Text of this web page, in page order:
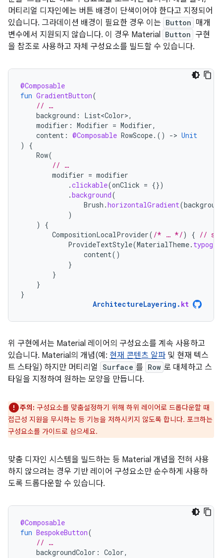
머티리얼 디자인에는 버튼 배경이 단색이어야 한다고 지정되어
있습니다. 그라데이션 배경이 필요한 경우 이는 Button 매개
변수에서 지원되지 않습니다. 이 경우 Material
Button 구현
을 참조로 사용하고 자체 구성요소를 빌드할 수 있습니다.
@Composable
fun GradientButton(
// …
background : List<Color>,
modifier : Modifier = Modifier,
content : @Composable RowScope.() -> Unit
)
{
Row(
// …
modifier = modifier
.clickable(onClick = {})
.background(
Brush .horizontalGradient(
)
)
{
CompositionLocalProvider( /* … */) { // set
ProvideTextStyle(MaterialTheme.
content()
}
}
}
}
ArchitectureLayering . kt
위 구현에서는 Material 레이어의 구성요소를 계속 사용하고
있습니다. Material의 개념(예: 현재 콘텐츠 알파 및 현재 텍스
트 스타일) 하지만 머티리얼 Surface 를 Row 로 대체하고 스
타일을 지정하여 원하는 모양을 만듭니다.
주의: 구성요소를 맞춤설정하기 위해 하위 레이어로 드롭다운할 때
접근성 지원을 무시하는 등 기능을 저하시키지 않도록 합니다. 포크하는
구성요소를 가이드로 삼으세요.
맞춤 디자인 시스템을 빌드하는 등 Material 개념을 전혀 사용
하지 않으려는 경우 기반 레이어 구성요소만 순수하게 사용하
도록 드롭다운할 수 있습니다.
@Composable
fun BespokeButton(
// …
backgroundColor : Color,